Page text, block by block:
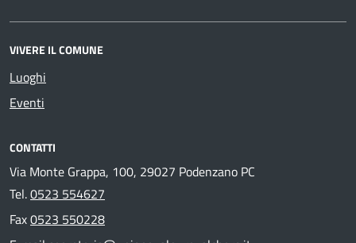
VIVERE IL COMUNE
Luoghi
Eventi
CONTATTI
Via Monte Grappa, 100, 29027 Podenzano PC
Tel.0523 554627
Fax0523 550228